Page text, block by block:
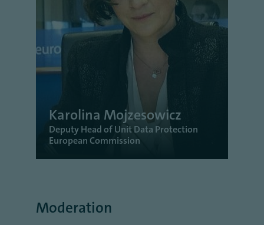
Karolina Mojzesowicz
Deputy Head of Unit Data Protection
European Commission
Moderation